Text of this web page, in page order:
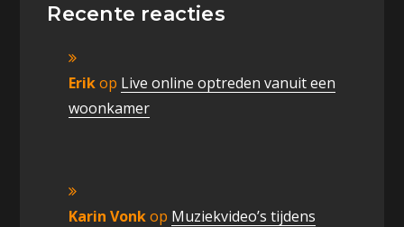
Recente reacties
Erikop Live online optreden vanuit een
woonkamer
Karin Vonkop Muziekvideo’s tijdens